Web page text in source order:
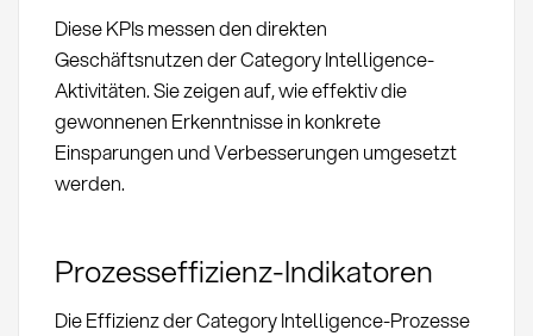
Diese KPIs messen den direkten
Geschäftsnutzen der Category Intelligence-
Aktivitäten. Sie zeigen auf, wie effektiv die
gewonnenen Erkenntnisse in konkrete
Einsparungen und Verbesserungen umgesetzt
werden.
Prozesseffizienz-Indikatoren
Die Effizienz der Category Intelligence-Prozesse